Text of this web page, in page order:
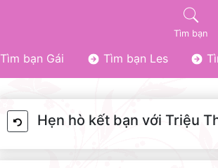
Tìm bạn
Tìm bạn Gái Tìm bạn Les
Hẹn hò kết bạn với Triệu